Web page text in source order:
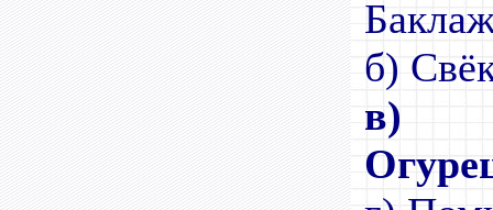
б)
в)